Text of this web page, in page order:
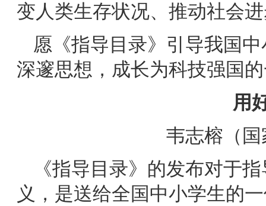
变人类生存状况、推动社会
愿《指导目录》引导我国
深邃思想，成长为科技强国
用
韦志榕 （
《指导目录》的发布对于
义，是送给全国中小学生的